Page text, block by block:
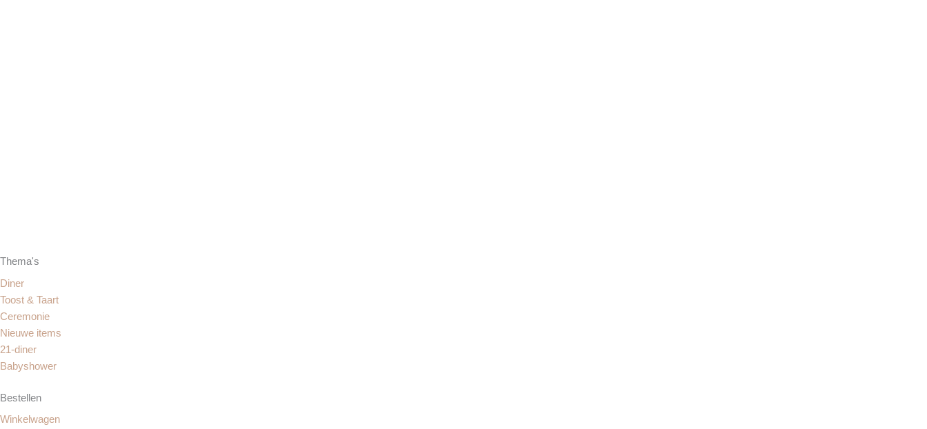
Thema's
Diner
Toost & Taart
Ceremonie
Nieuwe items
21-diner
Babyshower
Bestellen
Winkelwagen